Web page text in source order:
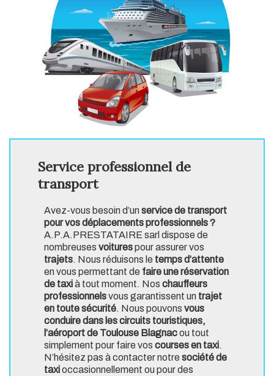
Service professionnel de
transport
Avez-vous besoin d’unservice de transport
pour vos déplacements professionnels ?
A.P.A.PRESTATAIRE sarl dispose de
nombreuses voiturespour assurer vos
trajets. Nous réduisons le temps d’attente
en vous permettant de faire une réservation
de taxià tout moment. Nos chauffeurs
professionnelsvous garantissent un trajet
en toute sécurité. Nous pouvons vous
conduire dans les circuits touristiques,
l’aéroport de Toulouse Blagnacou tout
simplement pour faire vos courses en taxi.
N’hésitez pas à contacter notre société de
taxioccasionnellement ou pour des